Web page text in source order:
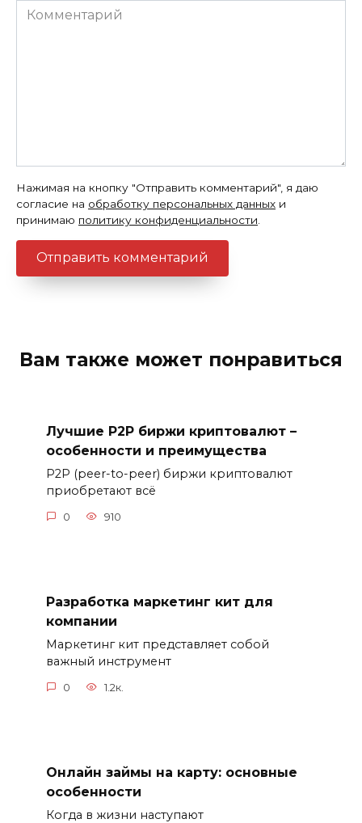
Комментарий
Нажимая на кнопку "Отправить комментарий", я даю
согласие на обработку персональных данных и
принимаю политику конфиденциальности
Вам также может понравиться
Лучшие P2P биржи криптовалют –
особенности и преимущества
P2P (peer-to-peer) биржи криптовалют
приобретают всё
0 910
Разработка маркетинг кит для
компании
Маркетинг кит представляет собой
важный инструмент
0 1.2к.
Онлайн займы на карту: основные
особенности
Когда в жизни наступают